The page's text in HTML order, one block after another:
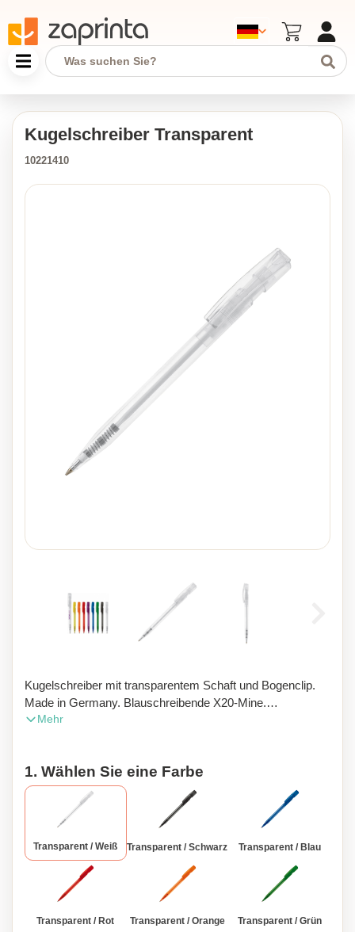
Kugelschreiber Transparent
10221410
Kugelschreiber mit transparentem Schaft und Bogenclip.
Made in Germany. Blauschreibende X20-Mine.
Schreibleistung 2,5km.
Mehr
1. Wählen Sie eine Farbe
Transparent / Weiß Transparent / Schwarz Transparent / Blau
Transparent / Rot Transparent / Orange Transparent / Grün